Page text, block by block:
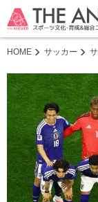
HOME サッカー